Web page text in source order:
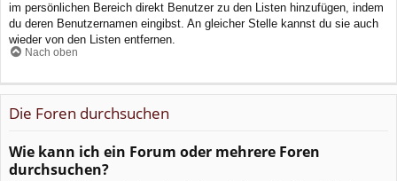
im persönlichen Bereich direkt Benutzer zu den Listen hinzufügen, indem
du deren Benutzernamen eingibst. An gleicher Stelle kannst du sie auch
wieder von den Listen entfernen.
Nach oben
Die Foren durchsuchen
Wie kann ich ein Forum oder mehrere Foren
durchsuchen?